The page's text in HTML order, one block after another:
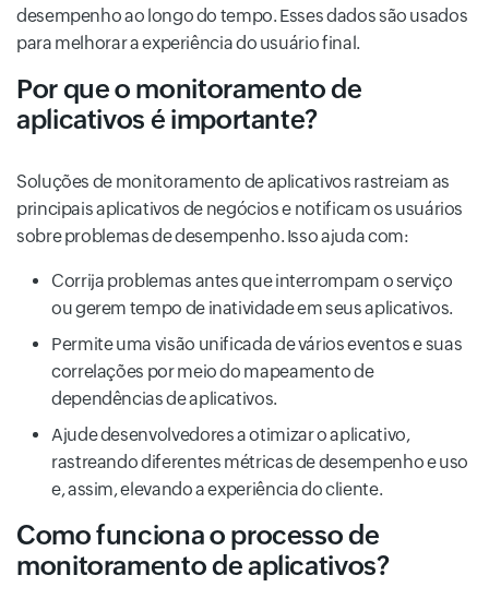
desempenho ao longo do tempo. Esses dados são usados
para melhorar a experiência do usuário final.
Por que o monitoramento de
aplicativos é importante?
Soluções de monitoramento de aplicativos rastreiam as
principais aplicativos de negócios e notificam os usuários
sobre problemas de desempenho. Isso ajuda com:
Corrija problemas antes que interrompam o serviço
ou gerem tempo de inatividade em seus aplicativos.
Permite uma visão unificada de vários eventos e suas
correlações por meio do mapeamento de
dependências de aplicativos.
Ajude desenvolvedores a otimizar o aplicativo,
rastreando diferentes métricas de desempenho e uso
e, assim, elevando a experiência do cliente.
Como funciona o processo de
monitoramento de aplicativos?